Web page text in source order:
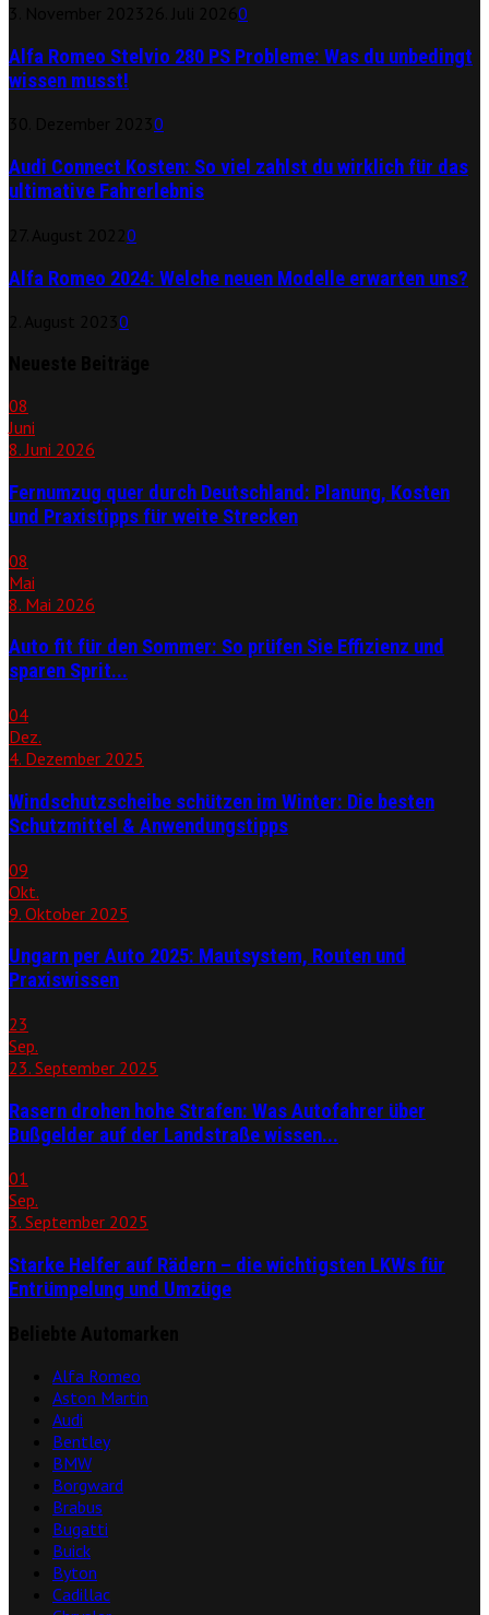
0
Alfa Romeo Stelvio 280 PS Probleme: Was du unbedingt
wissen musst!
0
Audi Connect Kosten: So viel zahlst du wirklich für das
ultimative Fahrerlebnis
0
Alfa Romeo 2024: Welche neuen Modelle erwarten uns?
0
08
Juni
8. Juni 2026
Fernumzug quer durch Deutschland: Planung, Kosten
und Praxistipps für weite Strecken
08
Mai
8. Mai 2026
Auto fit für den Sommer: So prüfen Sie Effizienz und
sparen Sprit...
04
Dez.
4. Dezember 2025
Windschutzscheibe schützen im Winter: Die besten
Schutzmittel & Anwendungstipps
09
Okt.
9. Oktober 2025
Ungarn per Auto 2025: Mautsystem, Routen und
Praxiswissen
23
Sep.
23. September 2025
Rasern drohen hohe Strafen: Was Autofahrer über
Bußgelder auf der Landstraße wissen...
01
Sep.
3. September 2025
Starke Helfer auf Rädern – die wichtigsten LKWs für
Entrümpelung und Umzüge
Alfa Romeo
Aston Martin
Audi
Bentley
BMW
Borgward
Brabus
Bugatti
Buick
Byton
Cadillac